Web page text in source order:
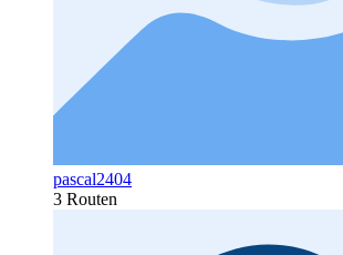
pascal2404
3 Routen